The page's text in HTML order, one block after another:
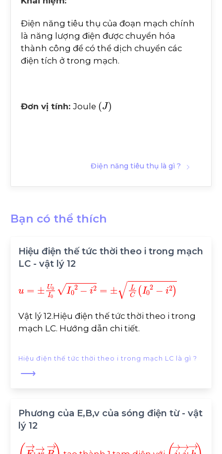
Điện năng tiêu thụ của đoạn mạch chính
là năng lượng điện được chuyển hóa
thành công để có thể dịch chuyển các
điện tích ở trong mạch.
Đơn vị tính: Joule (J)
Điện năng tiêu thụ là gì ?
Bạn có thể thích
Hiệu điện thế tức thời theo i trong mạch
LC - vật lý 12
U 0I0 02-i2=± 0 2-i2
Vật lý 12.Hiệu điện thế tức thời theo i trong
mạch LC. Hướng dẫn chi tiết.
Hiệu điện thế tức thời theo i trong mạch LC là gì ?
⟶
Phương của E,B,v của sóng điện từ - vật
lý 12
E→;v→;B i→;j→;k